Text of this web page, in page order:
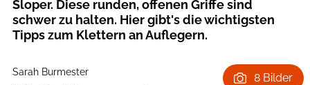
Sloper. Diese runden, offenen Griffe sind
schwer zu halten. Hier gibt's die wichtigsten
Tipps zum Klettern an Auflegern.
Sarah Burmester
8 Bilder